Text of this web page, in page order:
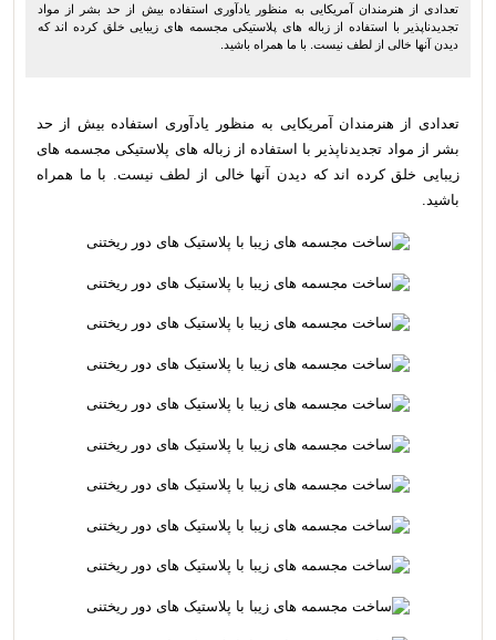
تعدادی از هنرمندان آمریکایی به منظور یادآوری استفاده بیش از حد بشر از مواد
تجدیدناپذیر با استفاده از زباله های پلاستیکی مجسمه های زیبایی خلق کرده اند که
دیدن آنها خالی از لطف نیست. با ما همراه باشید.
تعدادی از هنرمندان آمریکایی به منظور یادآوری استفاده بیش از حد
بشر از مواد تجدیدناپذیر با استفاده از زباله های پلاستیکی مجسمه های
زیبایی خلق کرده اند که دیدن آنها خالی از لطف نیست. با ما همراه
باشید.